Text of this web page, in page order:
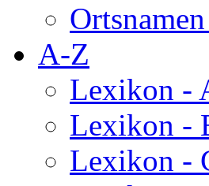
A-Z
Lexikon -
Lexikon -
Lexikon -